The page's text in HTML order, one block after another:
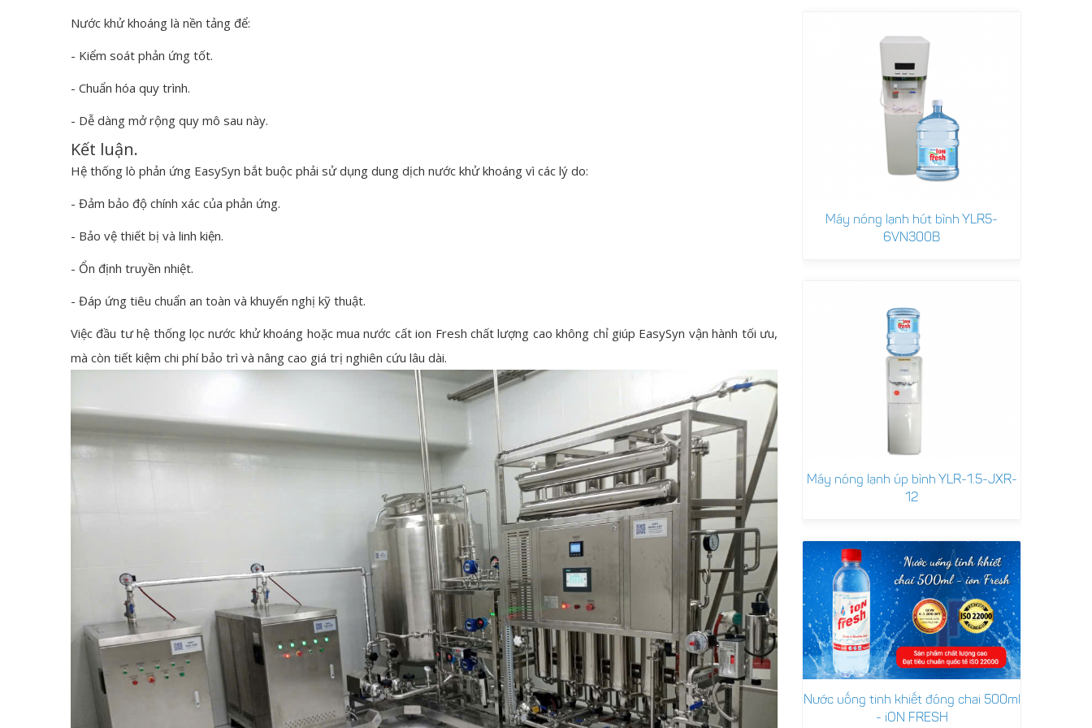
Nước khử khoáng là nền tảng để:
- Kiểm soát phản ứng tốt.
- Chuẩn hóa quy trình.
- Dễ dàng mở rộng quy mô sau này.
Kết luận.
Hệ thống lò phản ứng EasySyn bắt buộc phải sử dụng dung dịch nước khử khoáng vì các lý do:
- Đảm bảo độ chính xác của phản ứng.
- Bảo vệ thiết bị và linh kiện.
- Ổn định truyền nhiệt.
- Đáp ứng tiêu chuẩn an toàn và khuyến nghị kỹ thuật.
Việc đầu tư hệ thống lọc nước khử khoáng hoặc mua nước cất ion Fresh chất lượng cao không chỉ giúp EasySyn vận hành tối ưu,
mà còn tiết kiệm chi phí bảo trì và nâng cao giá trị nghiên cứu lâu dài.
Máy nóng lạnh hút bình YLR5-
6VN300B
Máy nóng lạnh úp bình YLR-1.5-JXR-
12
Nước uống tinh khiết đóng chai 500ml
- iON FRESH